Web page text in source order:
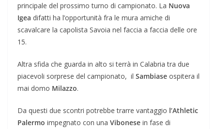
principale del prossimo turno di campionato. La Nuova
Igea difatti ha l’opportunità fra le mura amiche di
scavalcare la capolista Savoia nel faccia a faccia delle ore
15.
Altra sfida che guarda in alto si terrà in Calabria tra due
piacevoli sorprese del campionato, il Sambiase ospitera il
mai domo Milazzo.
Da questi due scontri potrebbe trarre vantaggio l’Athletic
Palermo impegnato con una Vibonese in fase di